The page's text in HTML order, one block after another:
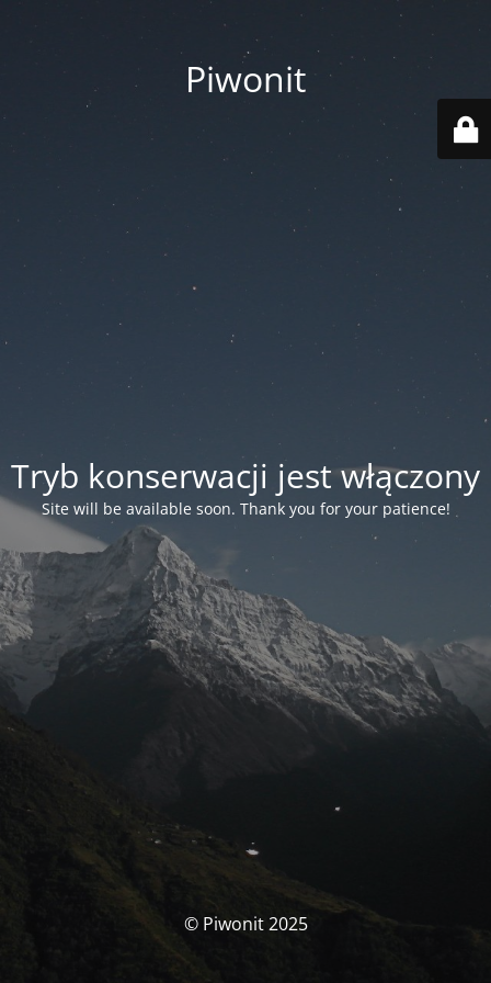
Piwonit
Tryb konserwacji jest włączony
Site will be available soon. Thank you for your patience!
© Piwonit 2025